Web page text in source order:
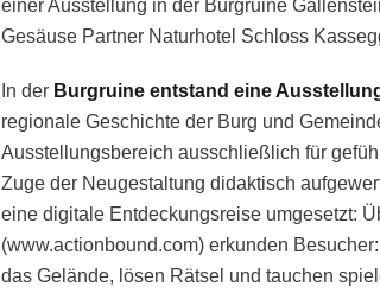
einer Ausstellung in der Burgruine
Gesäuse Partner Naturhotel Schloss
In der Burgruine entstand eine
regionale Geschichte der Burg und
Ausstellungsbereich ausschließlich für
Zuge der Neugestaltung didaktisch
eine digitale Entdeckungsreise umgesetzt:
(www.actionbound.com) erkunden
das Gelände, lösen Rätsel und tauchen